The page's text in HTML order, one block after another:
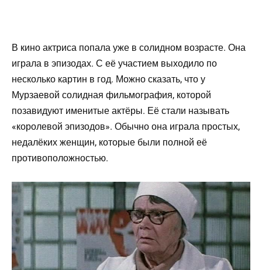
В кино актриса попала уже в солидном возрасте. Она
играла в эпизодах. С её участием выходило по
несколько картин в год. Можно сказать, что у
Мурзаевой солидная фильмография, которой
позавидуют именитые актёры. Её стали называть
«королевой эпизодов». Обычно она играла простых,
недалёких женщин, которые были полной её
противоположностью.